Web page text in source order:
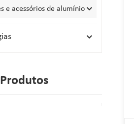
e acessórios de alumínio